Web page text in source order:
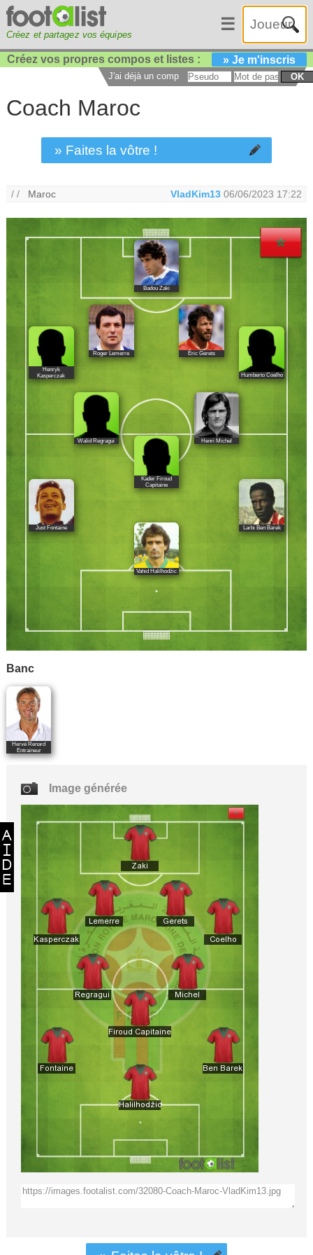
Créez et partagez vos équipes
☰
Créez vos propres compos et listes : » Je m'inscris
J'ai déjà un compte : OK
Coach Maroc
» Faites la vôtre !
/ / Maroc VladKim13 06/06/2023 17:22
Badou Zaki
Henryk
Kasperczak
Roger Lemerre Éric Gerets
Humberto Coelho
Walid Regragui Henri Michel
Kader Firoud
Capitaine
Larbi Ben Barek
Just Fontaine
Vahid Halilhodžic
Banc
Hervé Renard
Entraineur
Image générée